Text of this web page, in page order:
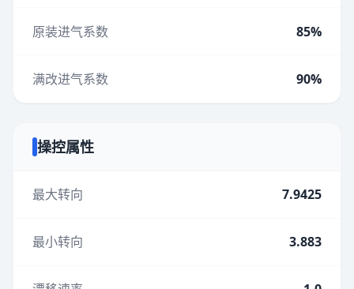
原装进气系数 85%
满改进气系数 90%
操控属性
最大转向 7.9425
最小转向 3.883